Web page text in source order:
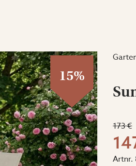
15%
173 €
Artnr.